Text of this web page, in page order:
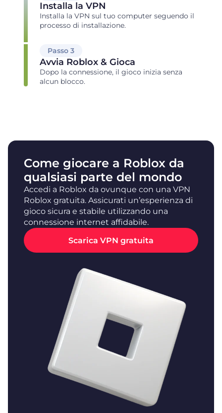
Installa la VPN
Installa la VPN sul tuo computer seguendo il
processo di installazione.
Passo 3
Avvia Roblox & Gioca
Dopo la connessione, il gioco inizia senza
alcun blocco.
Come giocare a Roblox da
qualsiasi parte del mondo
Accedi a Roblox da ovunque con una VPN
Roblox gratuita. Assicurati un’esperienza di
gioco sicura e stabile utilizzando una
connessione internet affidabile.
Scarica VPN gratuita